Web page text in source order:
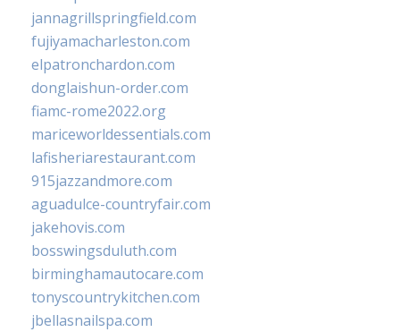
jannagrillspringfield.com
fujiyamacharleston.com
elpatronchardon.com
donglaishun-order.com
fiamc-rome2022.org
mariceworldessentials.com
lafisheriarestaurant.com
915jazzandmore.com
aguadulce-countryfair.com
jakehovis.com
bosswingsduluth.com
birminghamautocare.com
tonyscountrykitchen.com
jbellasnailspa.com